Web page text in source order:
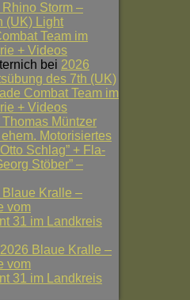
Rhino Storm –
(UK) Light
Team im
+ Videos
bei 2026
des 7th (UK)
Combat Team im
+ Videos
Thomas Müntzer
Motorisiertes
Schlag” + Fla-
Stöber” –
Blaue Kralle –
vom
31 im Landkreis
2026 Blaue Kralle –
vom
31 im Landkreis